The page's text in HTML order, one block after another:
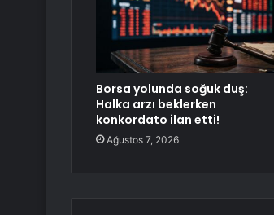
Borsa yolunda soğuk duş:
Halka arzı beklerken
konkordato ilan etti!
Ağustos 7, 2026